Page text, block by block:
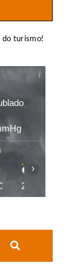
do turismo!
18:00
22°C
›